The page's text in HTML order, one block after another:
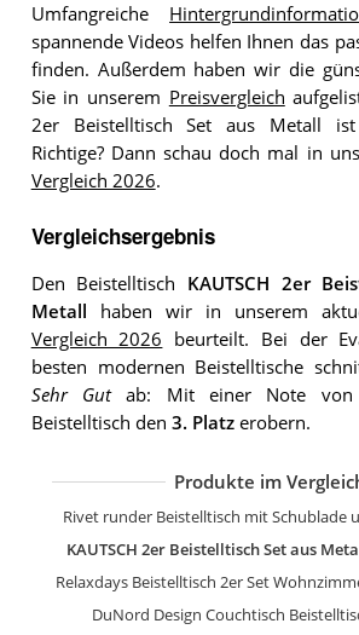
Umfangreiche
spannende Videos helfen Ihnen das
finden. Außerdem haben wir die
Sie in unserem Preisvergleich
2er Beistelltisch Set aus Metall
Richtige? Dann schau doch mal in
Vergleich 2026.
Vergleichsergebnis
Den Beistelltisch KAUTSCH 2er
Metall haben wir in unserem
Vergleich 2026 beurteilt. Bei der
besten modernen Beistelltische
Sehr Gutab: Mit einer Note von
Beistelltisch den 3. Platzerobern.
Produkte im
KAUTSCH 2er Beistelltisch Set aus
LIFA
Kare
VASAGLE
Rivet
Rivet
YAMAZAKI
YAMAZAKI
Leitmotiv
Tosel
Felis